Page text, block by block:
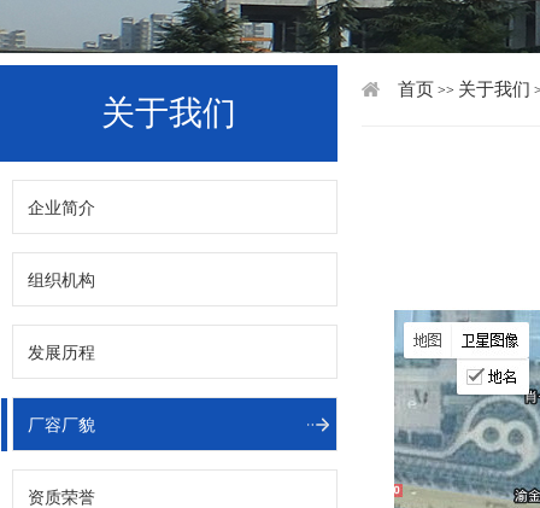
关于我们
企业简介
组织机构
发展历程
厂容厂貌
资质荣誉
首页 >> 关于我们